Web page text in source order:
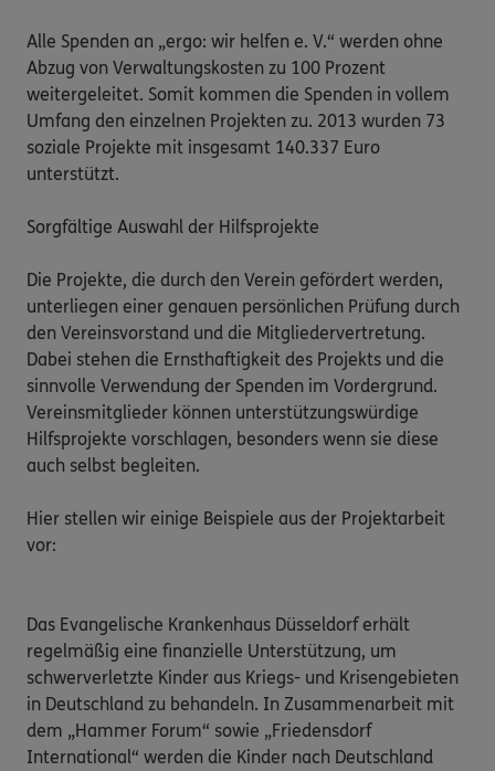
Alle Spenden an „ergo: wir helfen e. V.“ werden ohne
Abzug von Verwaltungskosten zu 100 Prozent
weitergeleitet. Somit kommen die Spenden in vollem
Umfang den einzelnen Projekten zu. 2013 wurden 73
soziale Projekte mit insgesamt 140.337 Euro
unterstützt.
Sorgfältige Auswahl der Hilfsprojekte
Die Projekte, die durch den Verein gefördert werden,
unterliegen einer genauen persönlichen Prüfung durch
den Vereinsvorstand und die Mitgliedervertretung.
Dabei stehen die Ernsthaftigkeit des Projekts und die
sinnvolle Verwendung der Spenden im Vordergrund.
Vereinsmitglieder können unterstützungswürdige
Hilfsprojekte vorschlagen, besonders wenn sie diese
auch selbst begleiten.
Hier stellen wir einige Beispiele aus der Projektarbeit
vor:
Das Evangelische Krankenhaus Düsseldorf erhält
regelmäßig eine finanzielle Unterstützung, um
schwerverletzte Kinder aus Kriegs- und Krisengebieten
in Deutschland zu behandeln. In Zusammenarbeit mit
dem „Hammer Forum“ sowie „Friedensdorf
International“ werden die Kinder nach Deutschland